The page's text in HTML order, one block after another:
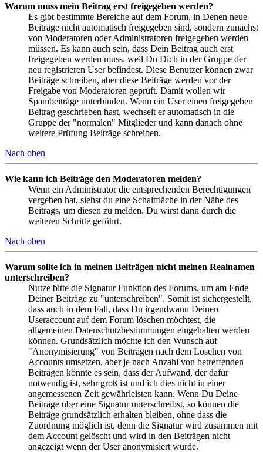
Warum muss mein Beitrag erst freigegeben werden?
Es gibt bestimmte Bereiche auf dem Forum, in Denen neue
Beiträge nicht automatisch freigegeben sind, sondern zunächst
von Moderatoren oder Administratoren freigegeben werden
müssen. Es kann auch sein, dass Dein Beitrag auch erst
freigegeben werden muss, weil Du Dich in der Gruppe der
neu registrieren User befindest. Diese Benutzer können zwar
Beiträge schreiben, aber diese Beiträge werden vor der
Freigabe von Moderatoren geprüft. Damit wollen wir
Spambeiträge unterbinden. Wenn ein User einen freigegeben
Beitrag geschrieben hast, wechselt er automatisch in die
Gruppe der "normalen" Mitglieder und kann danach ohne
weitere Prüfung Beiträge schreiben.
Nach oben
Wie kann ich Beiträge den Moderatoren melden?
Wenn ein Administrator die entsprechenden Berechtigungen
vergeben hat, siehst du eine Schaltfläche in der Nähe des
Beitrags, um diesen zu melden. Du wirst dann durch die
weiteren Schritte geführt.
Nach oben
Warum sollte ich in meinen Beiträgen nicht meinen Realnamen
unterschreiben?
Nutze bitte die Signatur Funktion des Forums, um am Ende
Deiner Beiträge zu "unterschreiben". Somit ist sichergestellt,
dass auch in dem Fall, dass Du irgendwann Deinen
Useraccount auf dem Forum löschen möchtest, die
allgemeinen Datenschutzbestimmungen eingehalten werden
können. Grundsätzlich möchte ich den Wunsch auf
"Anonymisierung" von Beiträgen nach dem Löschen von
Accounts umsetzen, aber je nach Anzahl von betreffenden
Beiträgen könnte es sein, dass der Aufwand, der dafür
notwendig ist, sehr groß ist und ich dies nicht in einer
angemessenen Zeit gewährleisten kann. Wenn Du Deine
Beiträge über eine Signatur unterschreibst, so können die
Beiträge grundsätzlich erhalten bleiben, ohne dass die
Zuordnung möglich ist, denn die Signatur wird zusammen mit
dem Account gelöscht und wird in den Beiträgen nicht
angezeigt wenn der User anonymisiert wurde.